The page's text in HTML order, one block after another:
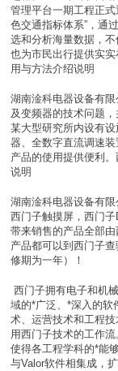
管理平台一期工程正
色交通指标体系”，通
选和分析海量数据，
也为市民出行提供实
用与方法介绍说明
湖南淦科电器设备有
及变频器的技术问题
某大型研究所内设有
器、全数字直流调速
产品的使用提供便利
说明
湖南淦科电器设备有
西门子触摸屏，西门
带来销售的产品全部
产品都可以到西门子
修期为一年）！
西门子拥有电子和机
域的*广泛、*深入的软
术、运营技术和工程
用西门子技术的工作
使得各工程学科的*能
与Valor软件相集成，